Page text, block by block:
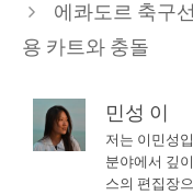
에콰도르 축구
용 카트와 충돌
민성 이
저는 이민성
분야에서 깊
스의 편집장